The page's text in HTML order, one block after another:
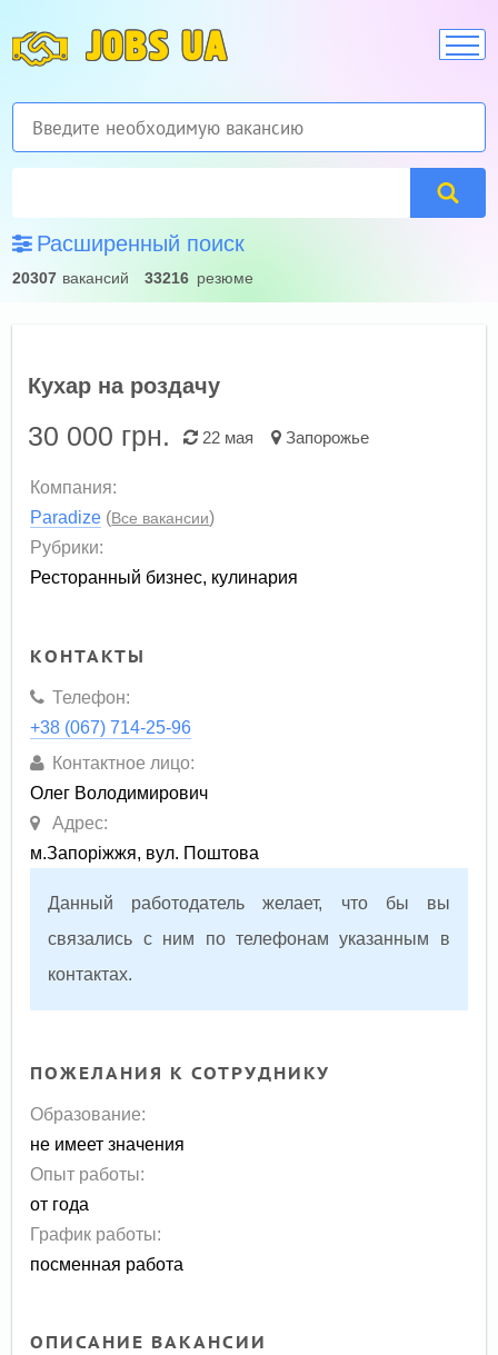
JOBS UA
Расширенный поиск
20307 вакансий 33216 резюме
Кухар на роздачу
30 000 грн. 22 мая Запорожье
Компания:
Paradize (Все вакансии)
Рубрики:
Ресторанный бизнес, кулинария
КОНТАКТЫ
Телефон:
+38 (067) 714-25-96
Контактное лицо:
Олег Володимирович
Адрес:
м.Запоріжжя, вул. Поштова
Данный работодатель желает, что бы вы
связались с ним по телефонам указанным в
контактах.
ПОЖЕЛАНИЯ К СОТРУДНИКУ
Образование:
не имеет значения
Опыт работы:
от года
График работы:
посменная работа
ОПИСАНИЕ ВАКАНСИИ